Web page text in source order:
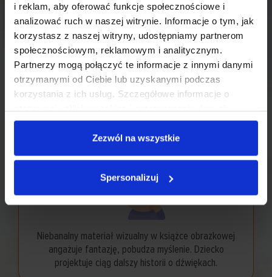
i reklam, aby oferować funkcje społecznościowe i
analizować ruch w naszej witrynie. Informacje o tym, jak
korzystasz z naszej witryny, udostępniamy partnerom
społecznościowym, reklamowym i analitycznym.
Partnerzy mogą połączyć te informacje z innymi danymi
otrzymanymi od Ciebie lub uzyskanymi podczas
korzystania z ich usług. Szczegółowe informacje o
osobowych są dostępne wPolityce prywatności.
Zezwól na wszystkie
Spersonalizuj
Konstruowana z klocków litera jako bryła za sprawą
Dzieciom towarzyszy element niespodzianki.
Niebanalny materiał wizualny w książce obrazkowej
angażuje fantazję, pobudza myślenie. Dziecko
projektuje ciąg dalszy historii o dźwiękach.